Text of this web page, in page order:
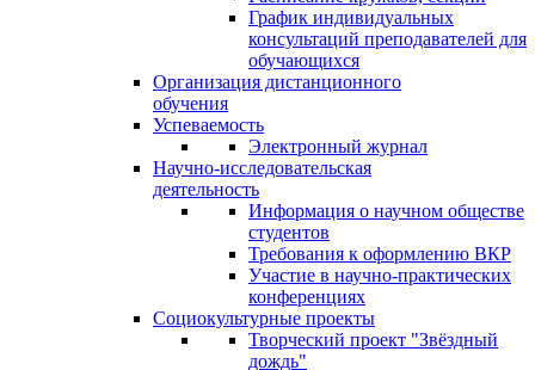
График индивидуальных
консультаций преподавателей для
обучающихся
Организация дистанционного
обучения
Успеваемость
Электронный журнал
Научно-исследовательская
деятельность
Информация о научном обществе
студентов
Требования к оформлению ВКР
Участие в научно-практических
конференциях
Социокультурные проекты
Творческий проект "Звёздный
дождь"